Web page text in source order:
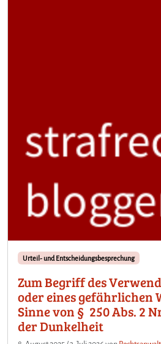
Urteil- und Entscheidungsbesprechung
Zum Begriff des
oder eines gefährlichen
Sinne von § 250 Abs. 2
der Dunkelheit